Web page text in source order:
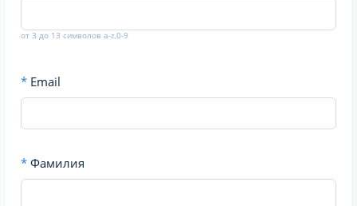
от 3 до 13 символов a-z,0-9
* Email
* Фамилия